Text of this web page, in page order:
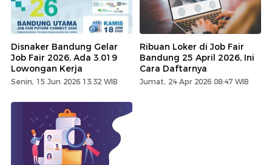
Disnaker Bandung Gelar
Job Fair 2026, Ada 3.019
Lowongan Kerja
Senin, 15 Jun 2026 13:32 WIB
Ribuan Loker di Job Fair
Bandung 25 April 2026, Ini
Cara Daftarnya
Jumat, 24 Apr 2026 08:47 WIB